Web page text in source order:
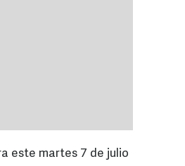
este martes 7 de julio